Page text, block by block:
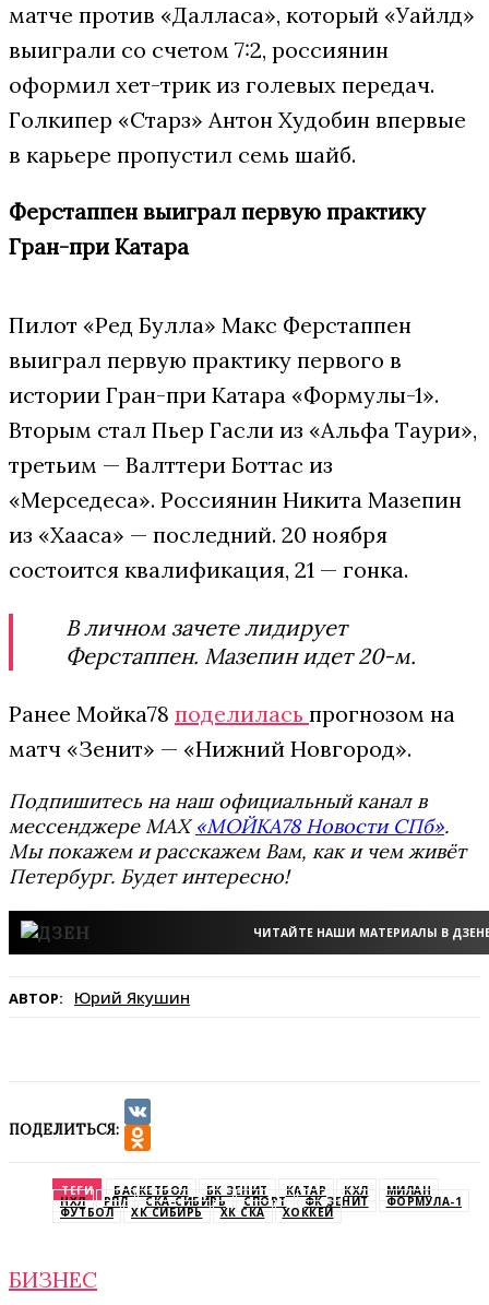
матче против «Далласа», который «Уайлд»
выиграли со счетом 7:2, россиянин
оформил хет-трик из голевых передач.
Голкипер «Старз» Антон Худобин впервые
в карьере пропустил семь шайб.
Ферстаппен выиграл первую практику
Гран-при Катара
Пилот «Ред Булла» Макс Ферстаппен
выиграл первую практику первого в
истории Гран-при Катара «Формулы-1».
Вторым стал Пьер Гасли из «Альфа Таури»,
третьим — Валттери Боттас из
«Мерседеса». Россиянин Никита Мазепин
из «Хааса» — последний. 20 ноября
состоится квалификация, 21 — гонка.
В личном зачете лидирует
Ферстаппен. Мазепин идет 20-м.
Ранее Мойка78 поделилась прогнозом на
матч «Зенит» — «Нижний Новгород».
Подпишитесь на наш официальный канал в
мессенджере MAX«МОЙКА78 Новости СПб».
Мы покажем и расскажем Вам, как и чем живёт
Петербург. Будет интересно!
ЧИТАЙТЕ НАШИ МАТЕРИАЛЫ В
АВТОР: Юрий Якушин
ПОДЕЛИТЬСЯ:
VK
ТЕГИ БАСКЕТБОЛ БК ЗЕНИТ КАТАР КХЛ МИЛАН
НХЛ РПЛ СКА-СИБИРЬ СПОРТ ФК ЗЕНИТ ФОРМУЛА-1
ФУТБОЛ ХК СИБИРЬ ХК СКА ХОККЕЙ
БИЗНЕС